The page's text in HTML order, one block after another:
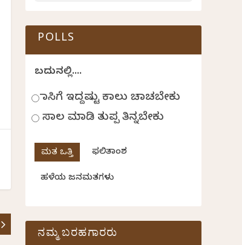
POLLS
ಬದುಕಿನಲ್ಲಿ....
ಹಾಸಿಗೆ ಇದ್ದಷ್ಟು ಕಾಲು ಚಾಚಬೇಕು
ಸಾಲ ಮಾಡಿ ತುಪ್ಪ ತಿನ್ನಬೇಕು
ಫಲಿತಾಂಶ
ಹಳೆಯ ಜನಮತಗಳು
ನಮ್ಮ ಬರಹಗಾರರು